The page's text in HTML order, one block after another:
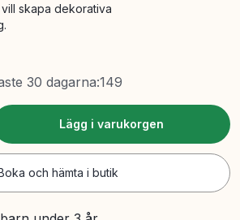
skapa dekorativa
30 dagarna:149
Lägg i varukorgen
och hämta i butik